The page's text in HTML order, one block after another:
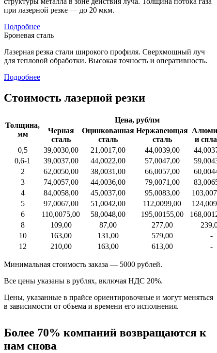
при лазерной резке — до 20 мкм.
Подробнее
Броневая сталь
Лазерная резка стали широкого профиля. Сверхмощный луч
для тепловой обработки. Высокая точность и оперативность.
Подробнее
Стоимость лазерной резки
Толщина,
мм
Цена, руб/пм
Черная
сталь
Оцинкованная
сталь
Нержавеющая
сталь
и
0,5
39,0030,00 21,0017,00 44,0039,00 44,00
0,6-1
39,0037,00 44,0022,00 57,0047,00 59,00
2
62,0050,00 38,0031,00 66,0057,00 60,00
3
74,0057,00 44,0036,00 79,0071,00 83,00
4
84,0058,00 45,0037,00 95,0083,00 103,00
5
97,0067,00 51,0042,00 112,0099,00 124,00
6
110,0075,00 58,0048,00 195,00155,00 168,00
8
109,00 87,00 277,00
10
163,00 131,00 579,00
-
12
210,00 163,00 613,00 -
Минимальная стоимость заказа — 5000 рублей.
Все цены указаны в рублях, включая НДС 20%.
Цены, указанные в прайсе ориентировочные и могут меняться
в зависимости от объема и времени его исполнения.
Более 70% компаний возвращаются к
нам снова